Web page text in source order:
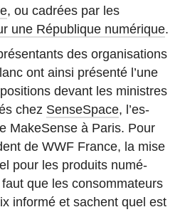
, ou cadrées par les
une Ré­pu­blique numérique.
des or­ga­ni­sa­tions
ont ainsi pré­senté l’une
devant les mi­nistres
chez Sen­seS­pace, l’es­
Ma­ke­Sense à Paris. Pour
de WWF France, la mise
pour les pro­duits nu­mé­
que les consom­ma­teurs
informé et sachent quel est